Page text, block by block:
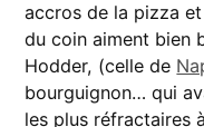
accros de la pizza
du coin aiment bien
Hodder, (celle de
bourguignon… qui
les plus réfractaires